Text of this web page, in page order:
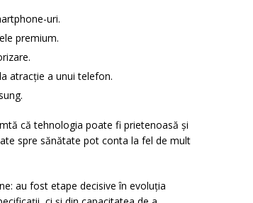
uri.
premium.
atracție a unui telefon.
că tehnologia poate fi prietenoasă și
spre sănătate pot conta la fel de mult
au fost etape decisive în evoluția